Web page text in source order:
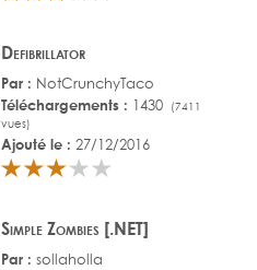
Defibrillator
Par : NotCrunchyTaco
Téléchargements : 1430
(7411
vues)
Ajouté le : 27/12/2016
Simple Zombies [.NET]
Par : sollaholla